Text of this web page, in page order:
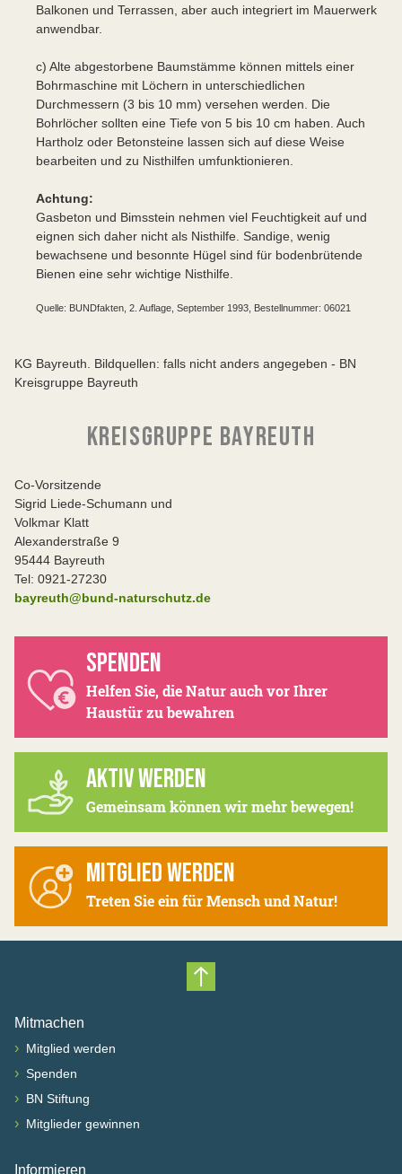
Balkonen und Terrassen, aber auch integriert im Mauerwerk
anwendbar.
c) Alte abgestorbene Baumstämme können mittels einer
Bohrmaschine mit Löchern in unterschiedlichen
Durchmessern (3 bis 10 mm) versehen werden. Die
Bohrlöcher sollten eine Tiefe von 5 bis 10 cm haben. Auch
Hartholz oder Betonsteine lassen sich auf diese Weise
bearbeiten und zu Nisthilfen umfunktionieren.
Achtung:
Gasbeton und Bimsstein nehmen viel Feuchtigkeit auf und
eignen sich daher nicht als Nisthilfe. Sandige, wenig
bewachsene und besonnte Hügel sind für bodenbrütende
Bienen eine sehr wichtige Nisthilfe.
Quelle: BUNDfakten, 2. Auflage, September 1993, Bestellnummer: 06021
KG Bayreuth. Bildquellen: falls nicht anders angegeben - BN
Kreisgruppe Bayreuth
KREISGRUPPE BAYREUTH
Co-Vorsitzende
Sigrid Liede-Schumann und
Volkmar Klatt
Alexanderstraße 9
95444 Bayreuth
Tel: 0921-27230
bayreuth@bund-naturschutz.de
SPENDEN
Helfen Sie, die Natur auch vor Ihrer
Haustür zu bewahren
AKTIV WERDEN
Gemeinsam können wir mehr bewegen!
MITGLIED WERDEN
Treten Sie ein für Mensch und Natur!
Nach oben scrollen
Mitmachen
› Mitglied werden
› Spenden
› BN Stiftung
› Mitglieder gewinnen
Informieren